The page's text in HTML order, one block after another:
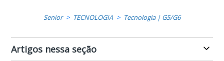
Senior TECNOLOGIA Tecnologia | G5/G6
Artigos nessa seção